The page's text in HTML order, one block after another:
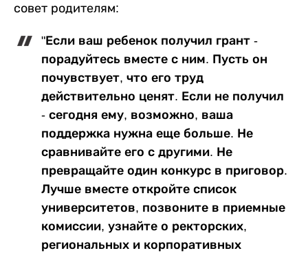
совет родителям:
"Если ваш ребенок получил грант -
порадуйтесь вместе с ним. Пусть он
почувствует, что его труд
действительно ценят. Если не получил
- сегодня ему, возможно, ваша
поддержка нужна еще больше. Не
сравнивайте его с другими. Не
превращайте один конкурс в приговор.
Лучше вместе откройте список
университетов, позвоните в приемные
комиссии, узнайте о ректорских,
региональных и корпоративных